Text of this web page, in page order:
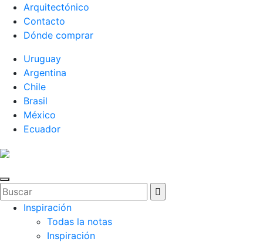
Arquitectónico
Contacto
Dónde comprar
Uruguay
Argentina
Chile
Brasil
México
Ecuador
Inspiración
Todas la notas
Inspiración